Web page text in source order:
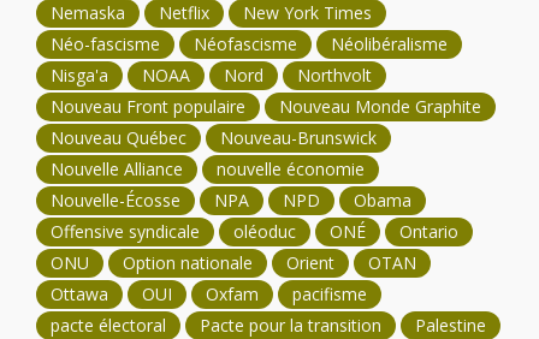
Nemaska
Netflix
New York Times
Néo-fascisme
Néofascisme
Néolibéralisme
Nisga'a
NOAA Nord
Northvolt
Nouveau Front populaire
Nouveau Monde Graphite
Nouveau Québec
Nouveau-Brunswick
Nouvelle Alliance
nouvelle économie
Nouvelle-Écosse
NPA NPD
Obama
Offensive syndicale
oléoduc ONÉ
Ontario
ONU
Option nationale Orient
OTAN
Ottawa
OUI Oxfam
pacifisme
pacte électoral
Pacte pour la transition
Palestine